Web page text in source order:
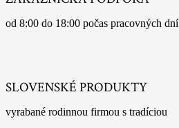
od 8:00 do 18:00 počas pracovných dní
SLOVENSKÉ PRODUKTY
vyrabané rodinnou firmou s tradíciou